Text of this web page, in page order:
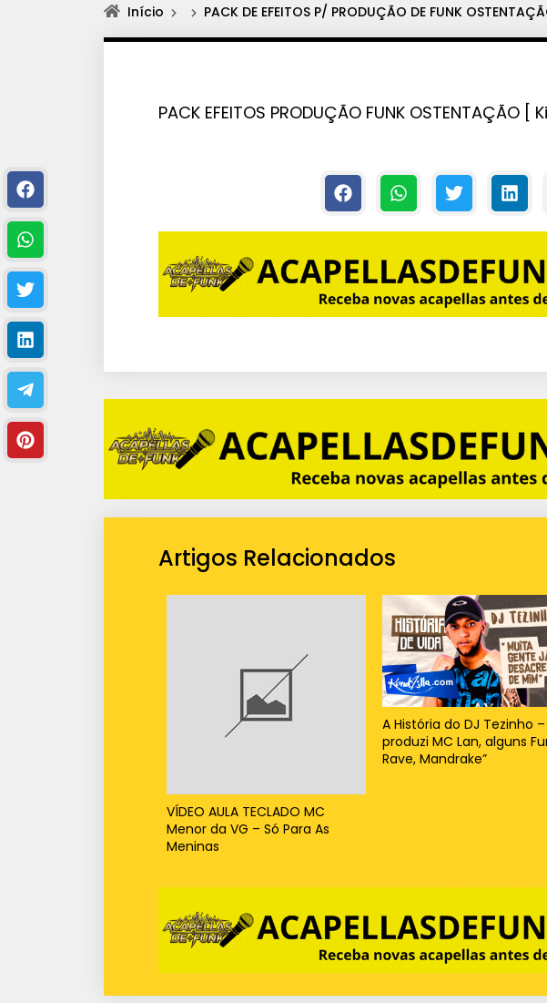
Início PACK DE EFEITOS P/ PRODUÇÃO DE FUNK
PACK EFEITOS PRODUÇÃO FUNK OSTENTAÇÃO
Artigos Relacionados
VÍDEO AULA TECLADO MC
Menor da VG – Só Para As
Meninas
A História do DJ Tezinho –
produzi MC Lan, alguns
Rave, Mandrake”